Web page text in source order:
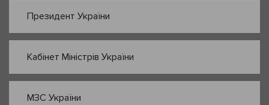
Президент України
Кабінет Міністрів України
МЗС України